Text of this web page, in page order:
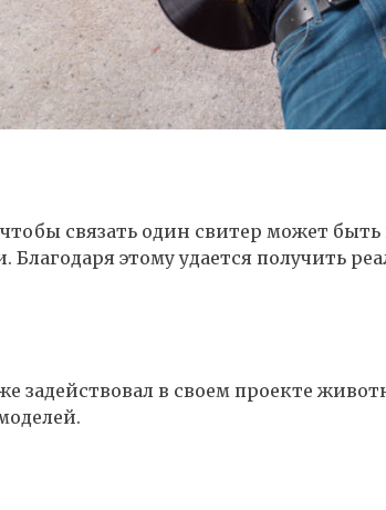
связать один свитер может быть
Благодаря этому удается получить
задействовал в своем проекте